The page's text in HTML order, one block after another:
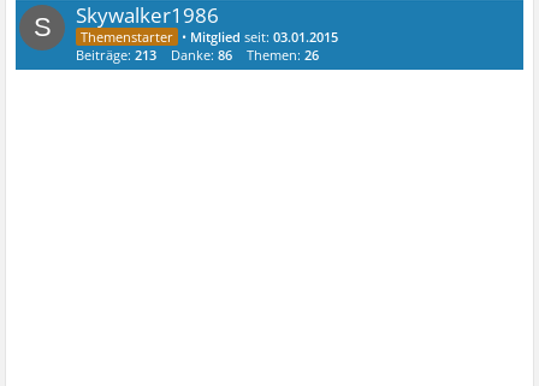
S Skywalker1986
• Mitglied seit:03.01.2015
Beiträge:213 Danke:86 Themen:26